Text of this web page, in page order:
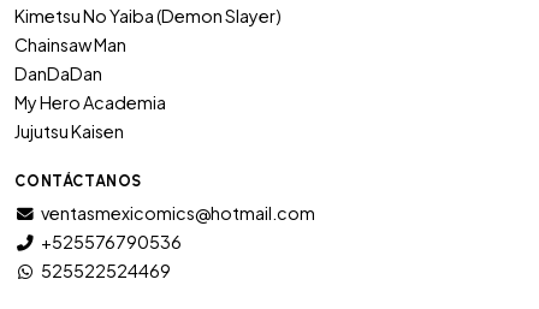
Kimetsu No Yaiba (Demon Slayer)
Chainsaw Man
DanDaDan
My Hero Academia
Jujutsu Kaisen
CONTÁCTANOS
ventasmexicomics@hotmail.com
+525576790536
525522524469